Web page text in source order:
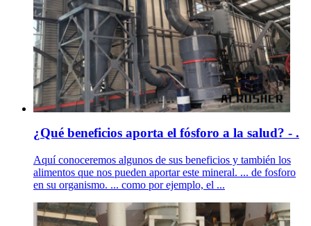
¿Qué beneficios aporta el fósforo a la salud? - .
Aquí conoceremos algunos de sus beneficios y también los
alimentos que nos pueden aportar este mineral. ... de fosforo
en su organismo. ... como por ejemplo, el ...